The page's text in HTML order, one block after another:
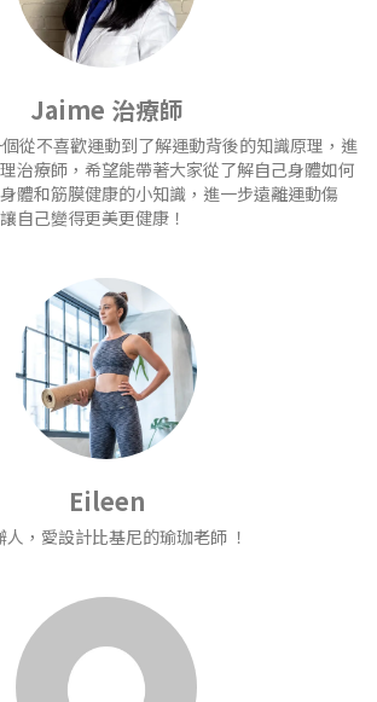
Jaime 治療師
從不喜歡運動到了解運動背後的知識原理，進
治療師，希望能帶著大家從了解自己身體如何
體和筋膜健康的小知識，進一步遠離運動傷
自己變得更美更健康！
Eileen
，愛設計比基尼的瑜珈老師 ！